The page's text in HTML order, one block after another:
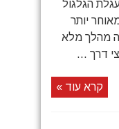
הגלגול
יותר
מהלך מלא
דרך ...
קרא עוד »